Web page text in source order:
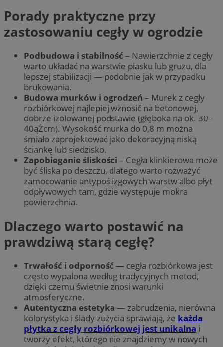
Porady praktyczne przy
zastosowaniu cegły w ogrodzie
Podbudowa i stabilność – Nawierzchnie z cegły
warto układać na warstwie piasku lub gruzu, dla
lepszej stabilizacji — podobnie jak w przypadku
brukowania.
Budowa murków i ogrodzeń – Murek z cegły
rozbiórkowej najlepiej wznosić na betonowej,
dobrze izolowanej podstawie (głęboka na ok. 30‒
40ąŻcm). Wysokość murka do 0,8 m można
śmiało zaprojektować jako dekoracyjną niską
ściankę lub siedzisko.
Zapobieganie śliskości – Cegła klinkierowa może
być śliska po deszczu, dlatego warto rozważyć
zamocowanie antypoślizgowych warstw albo płyt
odpływowych tam, gdzie występuje mokra
powierzchnia.
Dlaczego warto postawić na
prawdziwą starą cegłę?
Trwałość i odporność — cegła rozbiórkowa jest
często wypalona według tradycyjnych metod,
dzięki czemu świetnie znosi warunki
atmosferyczne.
Autentyczna estetyka — zabrudzenia, nierówna
kolorystyka i ślady zużycia sprawiają, że każda
płytka z cegły rozbiórkowej jest unikalna i
tworzy efekt, którego nie znajdziemy w nowych